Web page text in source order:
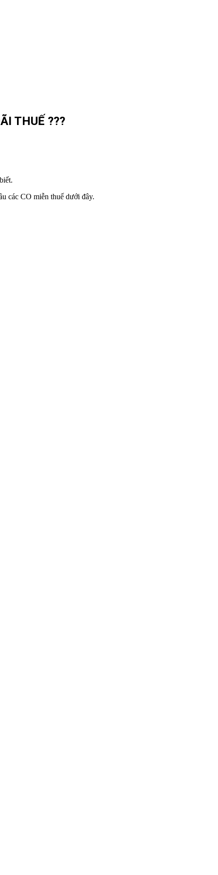
THUẾ ???
các CO miễn thuế dưới đây.